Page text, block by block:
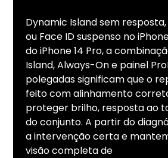
Dynamic Island sem resposta,
ou Face ID suspenso no
do iPhone 14 Pro, a
Island, Always-On e painel
polegadas significam que o
feito com alinhamento
proteger brilho, resposta ao
do conjunto. A partir do
a intervenção certa e
visão completa de